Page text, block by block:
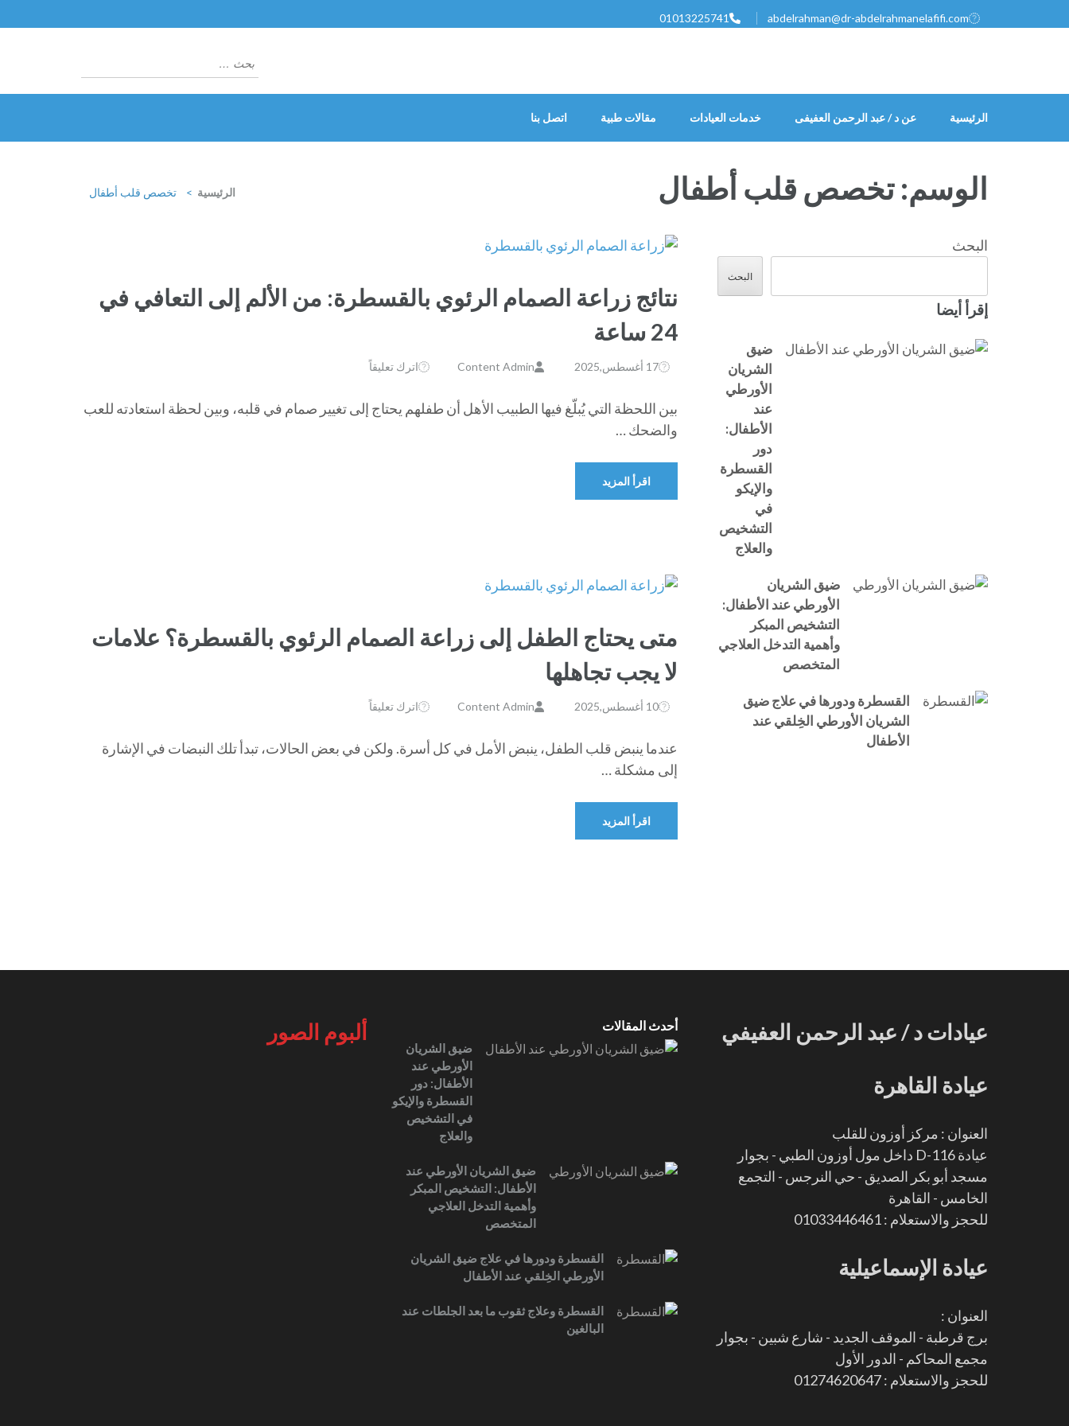
إلى
Enter)
abdelrahman@dr-abdelrahmanelafifi.com
01013225741
البحث
عن:
الرئيسية عن د / عبد الرحمن العفيفى خدمات العيادات مقالات طبية اتصل بنا
الوسم:تخصص قلب أطفال الرئيسية > تخصص قلب أطفال
نتائج زراعة الصمام الرئوي بالقسطرة: من الألم إلى التعافي في
24 ساعة
17 أغسطس,2025 Content Admin اترك تعليقاً
بين اللحظة التي يُبلّغ فيها الطبيب الأهل أن طفلهم يحتاج إلى تغيير صمام في قلبه، وبين لحظة استعادته للعب
والضحك …
اقرأ المزيد
متى يحتاج الطفل إلى زراعة الصمام الرئوي بالقسطرة؟ علامات
لا يجب تجاهلها
10 أغسطس,2025 Content Admin اترك تعليقاً
عندما ينبض قلب الطفل، ينبض الأمل في كل أسرة. ولكن في بعض الحالات، تبدأ تلك النبضات في الإشارة
إلى مشكلة …
اقرأ المزيد
البحث
البحث
إقرأ أيضا
ضيق
الشريان
الأورطي
عند
الأطفال:
دور
القسطرة
والإيكو
في
التشخيص
والعلاج
ضيق الشريان
الأورطي عند الأطفال:
التشخيص المبكر
وأهمية التدخل العلاجي
المتخصص
القسطرة ودورها في علاج ضيق
الشريان الأورطي الخِلقي عند
الأطفال
عيادات د / عبد الرحمن العفيفي
عيادة القاهرة
العنوان : مركز أوزون للقلب
عيادة D-116 داخل مول أوزون الطبي - بجوار
مسجد أبو بكر الصديق - حي النرجس - التجمع
الخامس - القاهرة
للحجز والاستعلام : 01033446461
عيادة الإسماعيلية
العنوان :
برج قرطبة - الموقف الجديد - شارع شبين - بجوار
مجمع المحاكم - الدور الأول
للحجز والاستعلام : 01274620647
أحدث المقالات
ضيق الشريان
الأورطي عند
الأطفال: دور
القسطرة والإيكو
في التشخيص
والعلاج
ضيق الشريان الأورطي عند
الأطفال: التشخيص المبكر
وأهمية التدخل العلاجي
المتخصص
القسطرة ودورها في علاج ضيق الشريان
الأورطي الخِلقي عند الأطفال
القسطرة وعلاج ثقوب ما بعد الجلطات عند
البالغين
ألبوم الصور